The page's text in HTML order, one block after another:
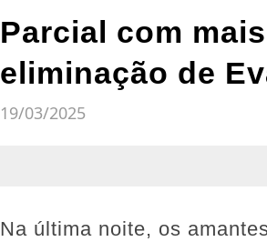
Parcial com
eliminação de
19/03/2025
Na última noite, os